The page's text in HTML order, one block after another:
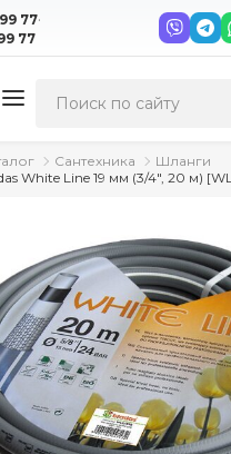
77·
77
Сантехника
Шланги
White Line 19 мм (3/4", 20 м)